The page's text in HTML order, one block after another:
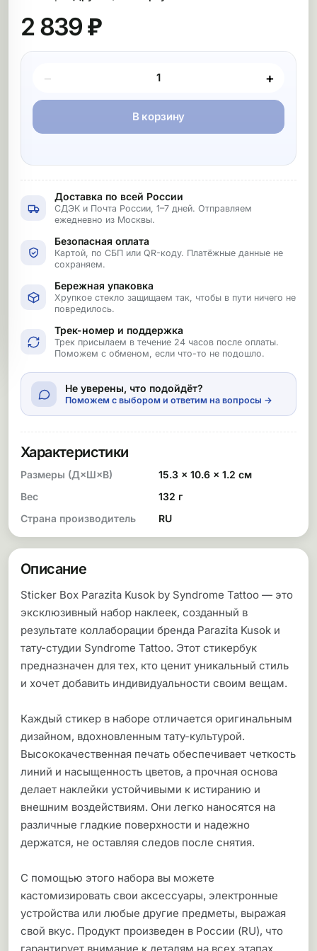
2 839 ₽
Покупка товара
− +
В корзину
Доставка по всей России
СДЭК и Почта России, 1–7 дней. Отправляем
ежедневно из Москвы.
Безопасная оплата
Картой, по СБП или QR-коду. Платёжные данные не
сохраняем.
Бережная упаковка
Хрупкое стекло защищаем так, чтобы в пути ничего не
повредилось.
Трек-номер и поддержка
Трек присылаем в течение 24 часов после оплаты.
Поможем с обменом, если что-то не подошло.
Не уверены, что подойдёт?
Поможем с выбором и ответим на вопросы →
Характеристики
Размеры (Д×Ш×В)
15.3 × 10.6 × 1.2 см
Вес
132 г
Страна производитель
RU
Описание
Sticker Box Parazita Kusok by Syndrome Tattoo — это
эксклюзивный набор наклеек, созданный в
результате коллаборации бренда Parazita Kusok и
тату-студии Syndrome Tattoo. Этот стикербук
предназначен для тех, кто ценит уникальный стиль
и хочет добавить индивидуальности своим вещам.
Каждый стикер в наборе отличается оригинальным
дизайном, вдохновленным тату-культурой.
Высококачественная печать обеспечивает четкость
линий и насыщенность цветов, а прочная основа
делает наклейки устойчивыми к истиранию и
внешним воздействиям. Они легко наносятся на
различные гладкие поверхности и надежно
держатся, не оставляя следов после снятия.
С помощью этого набора вы можете
кастомизировать свои аксессуары, электронные
устройства или любые другие предметы, выражая
свой вкус. Продукт произведен в России (RU), что